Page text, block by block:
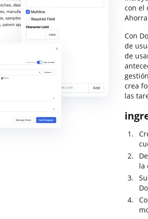
con el
Con
de
de
crea
las
la